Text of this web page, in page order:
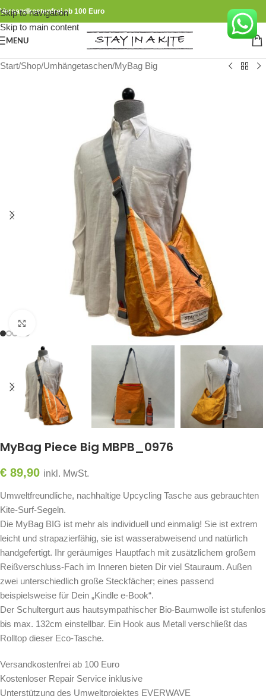
Skip to navigation
Skip to main content
Versandkostenfrei ab 100 Euro
MENU
Start/Shop/Umhängetaschen/MyBag Big
MyBag Piece Big MBPB_0976
€ 89,90 inkl. MwSt.
Umweltfreundliche, nachhaltige Upcycling Tasche aus gebrauchten
Kite-Surf-Segeln.
Die MyBag BIG ist mehr als individuell und einmalig! Sie ist extrem
leicht und strapazierfähig, sie ist wasserabweisend und natürlich
handgefertigt. Ihr geräumiges Hauptfach mit zusätzlichem großem
Reißverschluss-Fach im Inneren bieten Dir viel Stauraum. Außen
zwei unterschiedlich große Steckfächer; eines passend
beispielsweise für Dein „Kindle e-Book“.
Der Schultergurt aus hautsympathischer Bio-Baumwolle ist stufenlos
bis max. 132cm einstellbar. Ein Hook aus Metall verschließt das
Rolltop dieser Eco-Tasche.
Versandkostenfrei ab 100 Euro
Kostenloser Repair Service inklusive
Unterstützung des Umweltprojektes EVERWAVE